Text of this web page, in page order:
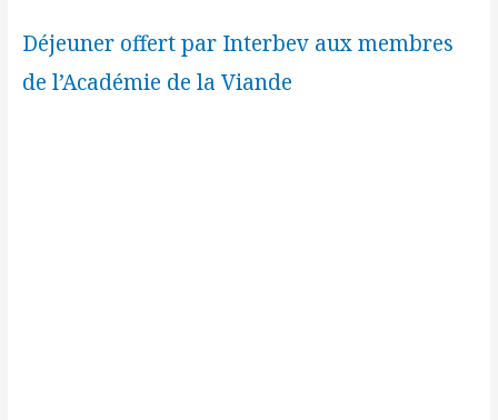
Déjeuner offert par Interbev aux membres
de l’Académie de la Viande